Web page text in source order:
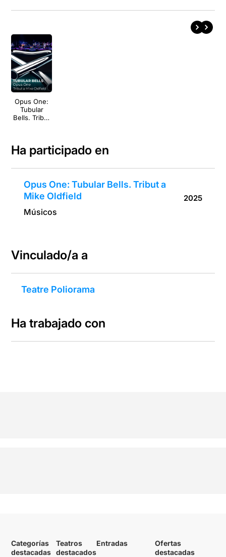
Opus One:
Tubular
Bells. Tribut
Ha participado en
Opus One: Tubular Bells. Tribut a
Mike Oldfield
Músicos
2025
Vinculado/a a
Teatre Poliorama
Ha trabajado con
Categorías
destacadas
Teatros
destacados
Entradas
Ofertas
destacadas